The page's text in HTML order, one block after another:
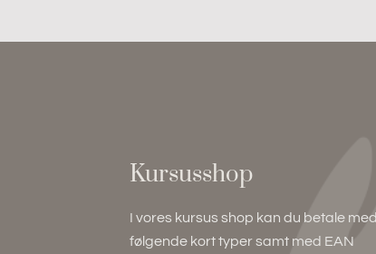
Kursusshop
I vores kursus shop kan du betale med
følgende kort typer samt med EAN